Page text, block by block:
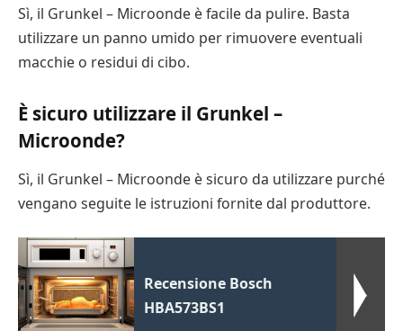
Sì, il Grunkel – Microonde è facile da pulire. Basta
utilizzare un panno umido per rimuovere eventuali
macchie o residui di cibo.
È sicuro utilizzare il Grunkel –
Microonde?
Sì, il Grunkel – Microonde è sicuro da utilizzare purché
vengano seguite le istruzioni fornite dal produttore.
Recensione Bosch
HBA573BS1